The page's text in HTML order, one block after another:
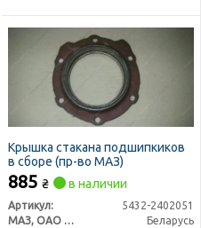
Крышка стакана подшипкиков
в сборе (пр-во МАЗ)
885 ₴ в наличии
Артикул:
5432-2402051
МАЗ, ОАО «Минский автомобильный завод»
Беларусь